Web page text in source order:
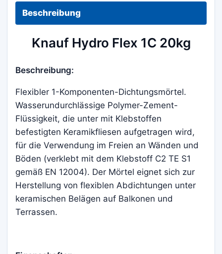
Beschreibung
Knauf Hydro Flex 1C 20kg
Beschreibung:
Flexibler 1-Komponenten-Dichtungsmörtel.
Wasserundurchlässige Polymer-Zement-
Flüssigkeit, die unter mit Klebstoffen
befestigten Keramikfliesen aufgetragen wird,
für die Verwendung im Freien an Wänden und
Böden (verklebt mit dem Klebstoff C2 TE S1
gemäß EN 12004). Der Mörtel eignet sich zur
Herstellung von flexiblen Abdichtungen unter
keramischen Belägen auf Balkonen und
Terrassen.